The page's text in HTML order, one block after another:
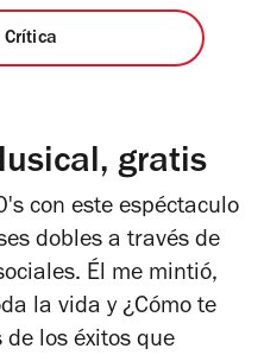
Crítica
gratis
con este espéctaculo
dobles a través de
Él me mintió,
la vida y ¿Cómo te
de los éxitos que